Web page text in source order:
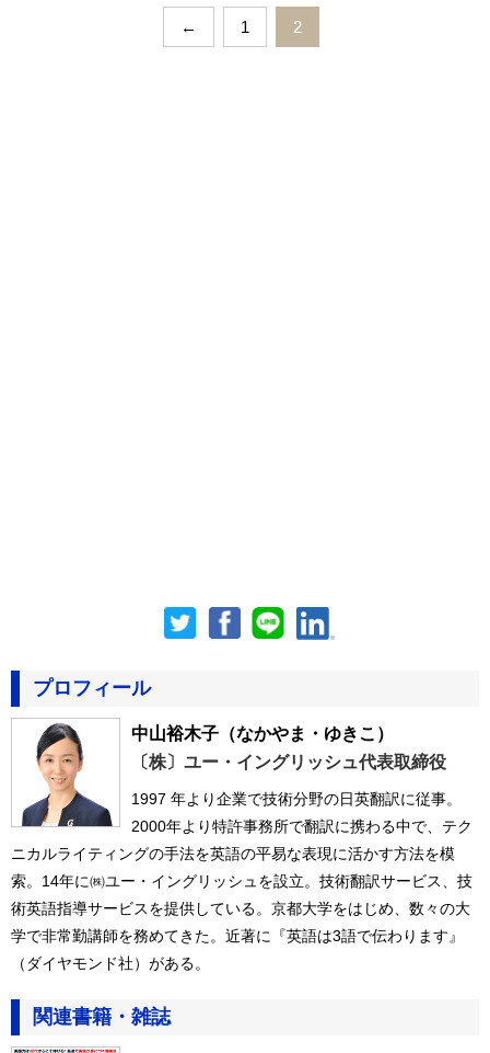
← 1 2
プロフィール
中山裕木子 （なかやま・ゆきこ）
〔株〕ユー・イングリッシュ代表取締役
1997 年より企業で技術分野の日英翻訳に従事。
2000年より特許事務所で翻訳に携わる中で、テク
ニカルライティングの手法を英語の平易な表現に活かす方法を模
索。14年に㈱ユー・イングリッシュを設立。技術翻訳サービス、技
術英語指導サービスを提供している。京都大学をはじめ、数々の大
学で非常勤講師を務めてきた。近著に『英語は3語で伝わります』
（ダイヤモンド社）がある。
関連書籍・雑誌